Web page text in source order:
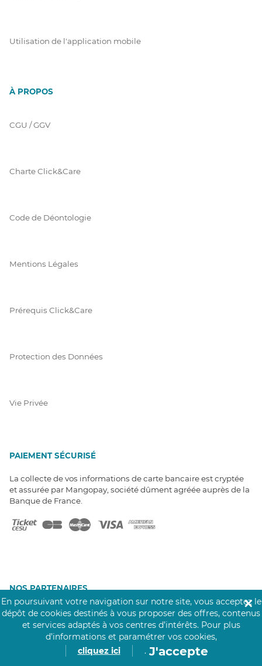
Utilisation de l'application mobile
À PROPOS
CGU / GGV
Charte Click&Care
Code de Déontologie
Mentions Légales
Prérequis Click&Care
Protection des Données
Vie Privée
PAIEMENT SÉCURISÉ
La collecte de vos informations de carte bancaire est cryptée
et assurée par Mangopay, société dûment agréée auprès de la
Banque de France.
NOS PARTENAIRES
Click&Care est soutenu par les Groupes
Caisse des Dépôts et MAIF.
En poursuivant votre navigation sur notre site, vous acceptez le
dépôt de cookies destinés à vous proposer des offres, contenus
et services adaptés à vos centres d’intérêts. Pour plus
d’informations et paramétrer vos cookies,
cliquez ici
. J'accepte
✕